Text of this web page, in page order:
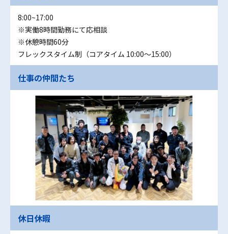
8:00~17:00
※実働8時間勤務にて応相談
※休憩時間60分
フレックスタイム制（コアタイム 10:00～15:00）
仕事の仲間たち
休日休暇